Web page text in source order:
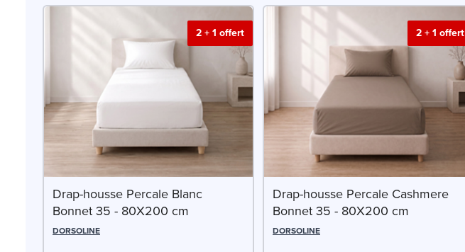
2 + 1 offert
Drap-housse Percale Blanc
Bonnet 35 - 80X200 cm
DORSOLINE
2 + 1 offert
Drap-housse Percale Cashmere
Bonnet 35 - 80X200 cm
DORSOLINE